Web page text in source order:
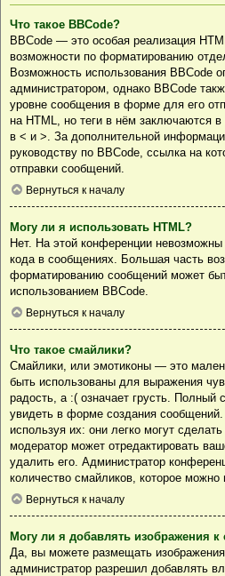
Что такое BBCode?
BBCode — это особая реализация
возможности по форматированию
Возможность использования BBCode
администратором, однако BBCode
уровне сообщения в форме для его
на HTML, но теги в нём заключаются
в < и >. За дополнительной
руководству по BBCode, ссылка на
отправки сообщений.
Вернуться к началу
Могу ли я использовать HTML?
Нет. На этой конференции невозможны
кода в сообщениях. Большая часть
форматированию сообщений может
использованием BBCode.
Вернуться к началу
Что такое смайлики?
Смайлики, или эмотиконы — это
быть использованы для выражения
радость, а :( означает грусть. Полный
увидеть в форме создания сообщений.
используя их: они легко могут
модератор может отредактировать
удалить его. Администратор
количество смайликов, которое
Вернуться к началу
Могу ли я добавлять изображения
Да, вы можете размещать
администратор разрешил добавлять